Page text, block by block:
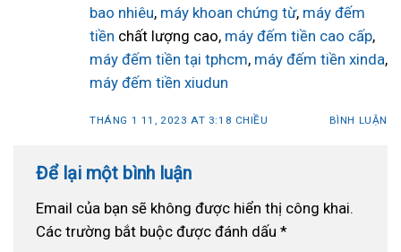
bao nhiêu, máy khoan chứng từ, máy đếm
tiền chất lượng cao, máy đếm tiền cao cấp,
máy đếm tiền tại tphcm, máy đếm tiền xinda,
máy đếm tiền xiudun
THÁNG 1 11, 2023 AT 3:18 CHIỀU BÌNH LUẬN
Để lại một bình luận
Email của bạn sẽ không được hiển thị công khai.
Các trường bắt buộc được đánh dấu *